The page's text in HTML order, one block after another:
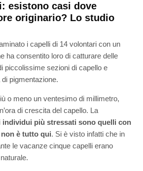
esistono casi dove
originario? Lo studio
i capelli di 14 volontari con un
ha consentito loro di catturare delle
piccolissime sezioni di capello e
pigmentazione.
o meno un ventesimo di millimetro,
di crescita del capello. La
individui più stressati sono quelli con
è tutto qui. Si è visto infatti che in
le vacanze cinque capelli erano